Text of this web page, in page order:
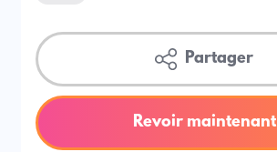
Partager
Revoir maintenant